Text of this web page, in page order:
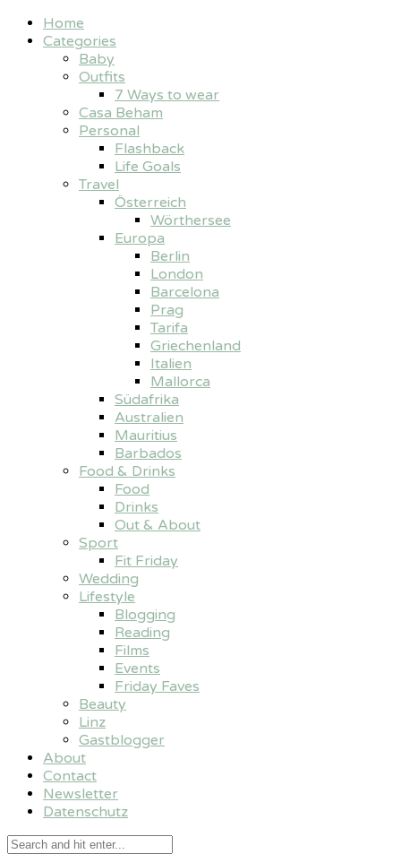
Home
Categories
Baby
Outfits
7 Ways to wear
Casa Beham
Personal
Flashback
Life Goals
Travel
Österreich
Wörthersee
Europa
Berlin
London
Barcelona
Prag
Tarifa
Griechenland
Italien
Mallorca
Südafrika
Australien
Mauritius
Barbados
Food & Drinks
Food
Drinks
Out & About
Sport
Fit Friday
Wedding
Lifestyle
Blogging
Reading
Films
Events
Friday Faves
Beauty
Linz
Gastblogger
About
Contact
Newsletter
Datenschutz